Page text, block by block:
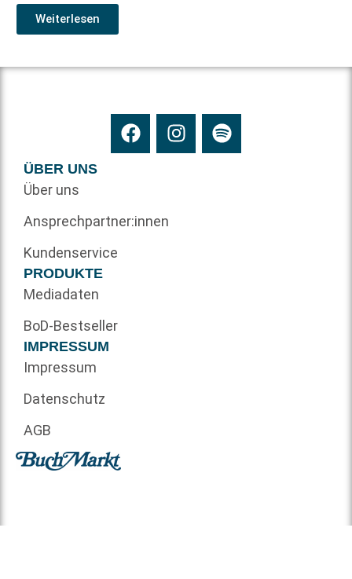
Weiterlesen
ÜBER UNS
Über uns
Ansprechpartner:innen
Kundenservice
PRODUKTE
Mediadaten
BoD-Bestseller
IMPRESSUM
Impressum
Datenschutz
AGB